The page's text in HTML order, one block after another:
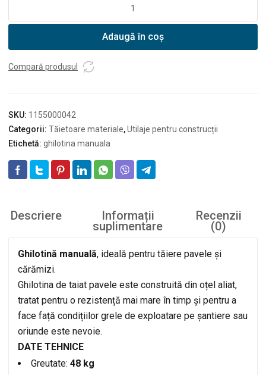
MBS42
420mm
Adaugă în coș
Compară produsul
SKU: 1155000042
Categorii: Tăietoare materiale,Utilaje pentru construcții
Etichetă: ghilotina manuala
Descriere Informații
suplimentare
Recenzii
(0)
Ghilotină manuală, ideală pentru tăiere pavele și
cărămizi.
Ghilotina de taiat pavele este construită din oțel aliat,
tratat pentru o rezistență mai mare în timp și pentru a
face față condițiilor grele de exploatare pe șantiere sau
oriunde este nevoie.
DATE TEHNICE
Greutate: 48 kg